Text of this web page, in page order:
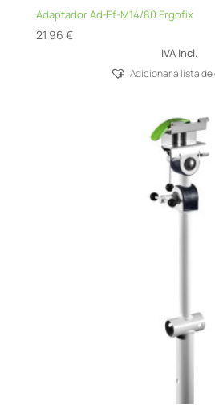
Adaptador Ad-Ef-M14/80 Ergofix
21,96 €
IVA Incl.
Adicionar á lista